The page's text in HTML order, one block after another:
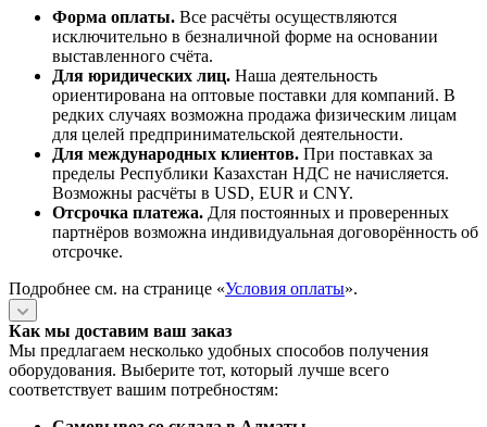
Форма оплаты. Все расчёты осуществляются
исключительно в безналичной форме на основании
выставленного счёта.
Для юридических лиц. Наша деятельность
ориентирована на оптовые поставки для компаний. В
редких случаях возможна продажа физическим лицам
для целей предпринимательской деятельности.
Для международных клиентов. При поставках за
пределы Республики Казахстан НДС не начисляется.
Возможны расчёты в USD, EUR и CNY.
Отсрочка платежа. Для постоянных и проверенных
партнёров возможна индивидуальная договорённость об
отсрочке.
Подробнее см. на странице «Условия оплаты».
Как мы доставим ваш заказ
Мы предлагаем несколько удобных способов получения
оборудования. Выберите тот, который лучше всего
соответствует вашим потребностям: